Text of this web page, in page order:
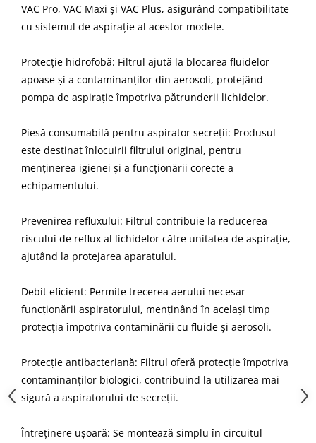
VAC Pro, VAC Maxi și VAC Plus, asigurând compatibilitate
cu sistemul de aspirație al acestor modele.
Protecție hidrofobă: Filtrul ajută la blocarea fluidelor
apoase și a contaminanților din aerosoli, protejând
pompa de aspirație împotriva pătrunderii lichidelor.
Piesă consumabilă pentru aspirator secreții: Produsul
este destinat înlocuirii filtrului original, pentru
menținerea igienei și a funcționării corecte a
echipamentului.
Prevenirea refluxului: Filtrul contribuie la reducerea
riscului de reflux al lichidelor către unitatea de aspirație,
ajutând la protejarea aparatului.
Debit eficient: Permite trecerea aerului necesar
funcționării aspiratorului, menținând în același timp
protecția împotriva contaminării cu fluide și aerosoli.
Protecție antibacteriană: Filtrul oferă protecție împotriva
contaminanților biologici, contribuind la utilizarea mai
sigură a aspiratorului de secreții.
Întreținere ușoară: Se montează simplu în circuitul